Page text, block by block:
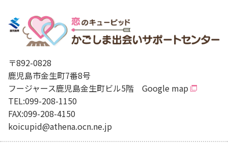
〒892-0828
鹿児島市金生町7番8号
フージャース鹿児島金生町ビル5階 Google map
TEL:099-208-1150
FAX:099-208-4150
koicupid@athena.ocn.ne.jp